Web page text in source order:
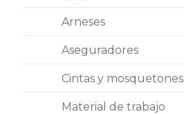
Arneses
Aseguradores
Cintas y mosquetones
Material de trabajo